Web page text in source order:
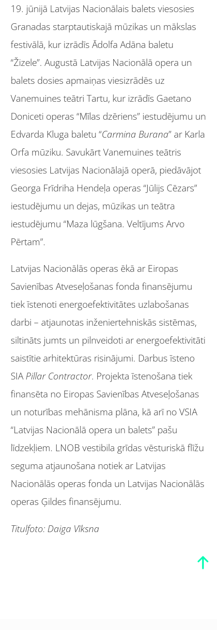
19. jūnijā Latvijas Nacionālais balets viesosies
Granadas starptautiskajā mūzikas un mākslas
festivālā, kur izrādīs Ādolfa Adāna baletu
“Žizele”. Augustā Latvijas Nacionālā opera un
balets dosies apmaiņas viesizrādēs uz
Vanemuines teātri Tartu, kur izrādīs Gaetano
Doniceti operas “Mīlas dzēriens” iestudējumu un
Edvarda Kluga baletu “Carmina Burana” ar Karla
Orfa mūziku. Savukārt Vanemuines teātris
viesosies Latvijas Nacionālajā operā, piedāvājot
Georga Frīdriha Hendeļa operas “Jūlijs Cēzars”
iestudējumu un dejas, mūzikas un teātra
iestudējumu “Maza lūgšana. Veltījums Arvo
Pērtam”.
Latvijas Nacionālās operas ēkā ar Eiropas
Savienības Atveseļošanas fonda finansējumu
tiek īstenoti energoefektivitātes uzlabošanas
darbi – atjaunotas inženiertehniskās sistēmas,
siltināts jumts un pilnveidoti ar energoefektivitāti
saistītie arhitektūras risinājumi. Darbus īsteno
SIAPillar Contractor. Projekta īstenošana tiek
finansēta no Eiropas Savienības Atveseļošanas
un noturības mehānisma plāna, kā arī no VSIA
“Latvijas Nacionālā opera un balets” pašu
līdzekļiem. LNOB vestibila grīdas vēsturiskā flīžu
seguma atjaunošana notiek ar Latvijas
Nacionālās operas fonda un Latvijas Nacionālās
operas Ģildes finansējumu.
Titulfoto: Daiga Vīksna